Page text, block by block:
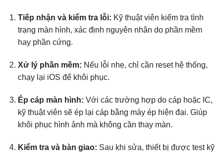
Tiếp nhận và kiểm tra lỗi: Kỹ thuật viên kiểm tra tình
trạng màn hình, xác định nguyên nhân do phần mềm
hay phần cứng.
Xử lý phần mềm: Nếu lỗi nhẹ, chỉ cần reset hệ thống,
chạy lại iOS để khôi phục.
Ép cáp màn hình: Với các trường hợp do cáp hoặc IC,
kỹ thuật viên sẽ ép lại cáp bằng máy ép hiện đại. Giúp
khôi phục hình ảnh mà không cần thay màn.
Kiểm tra và bàn giao: Sau khi sửa, thiết bị được test kỹ